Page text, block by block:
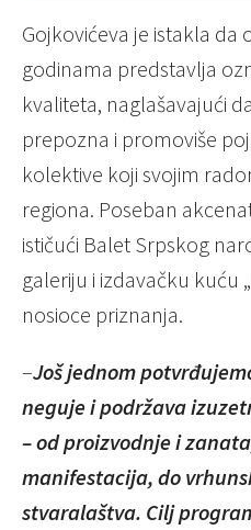
Gojkovićeva je istakla da
godinama predstavlja
kvaliteta, naglašavajući
prepozna i promoviše
kolektive koji svojim
regiona. Poseban
ističući Balet Srpskog
galeriju i izdavačku kuću
nosioce priznanja.
–Još jednom
neguje i podržava
– od proizvodnje i
manifestacija, do
stvaralaštva. Cilj